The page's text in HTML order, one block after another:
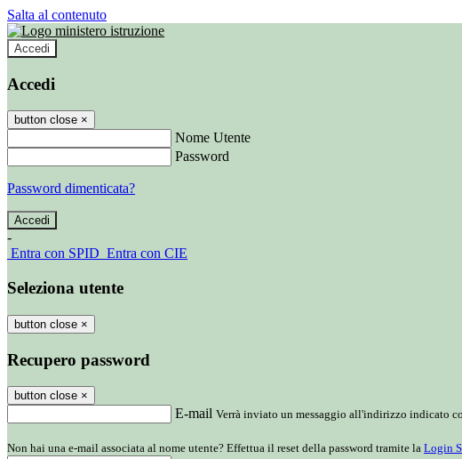
Salta al contenuto
Accedi
Accedi
button close ×
Nome Utente
Password
Password dimenticata?
-
Entra con SPID Entra con CIE
Seleziona utente
button close ×
Recupero password
button close ×
E-mail Verrà inviato un messaggio all'indirizzo indicato
Non hai una e-mail associata al nome utente? Effettua il reset della password tramite la Login